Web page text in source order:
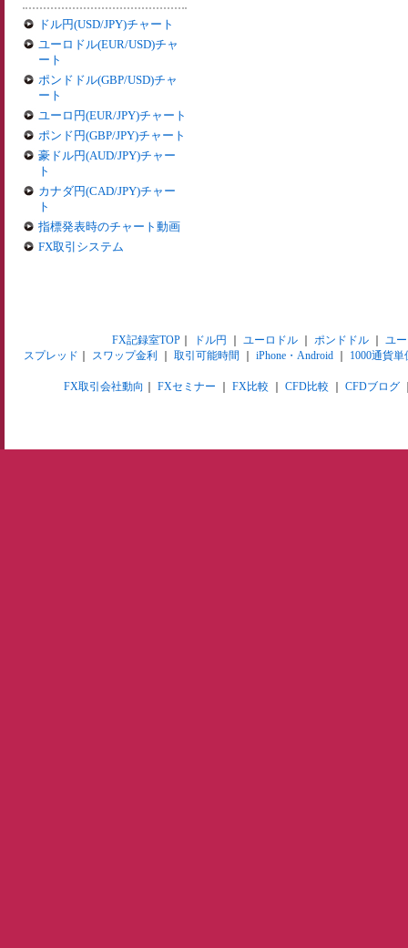
ドル円(USD/JPY)チャート
ユーロドル(EUR/USD)チャ
ート
ポンドドル(GBP/USD)チャ
ート
ユーロ円(EUR/JPY)チャート
ポンド円(GBP/JPY)チャート
豪ドル円(AUD/JPY)チャー
ト
カナダ円(CAD/JPY)チャー
ト
指標発表時のチャート動画
FX取引システム
FX記録室TOP｜ ドル円 ユーロドル｜ ポンドドル｜ ユ
スプレッド
スワップ金利 取引可能時間 iPhone・Android 1000通貨単
FX取引会社動向 FXセミナー FX比較 CFD比較 CFDブログ